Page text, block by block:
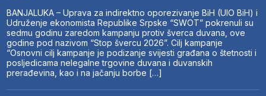
BANJALUKA – Uprava za indirektno oporezivanje BiH (UIO BiH) i
Udruženje ekonomista Republike Srpske “SWOT” pokrenuli su
sedmu godinu zaredom kampanju protiv šverca duvana, ove
godine pod nazivom “Stop švercu 2026”. Cilj kampanje
“Osnovni cilj kampanje je podizanje svijesti građana o štetnosti i
posljedicama nelegalne trgovine duvana i duvanskih
prerađevina, kao i na jačanju borbe […]